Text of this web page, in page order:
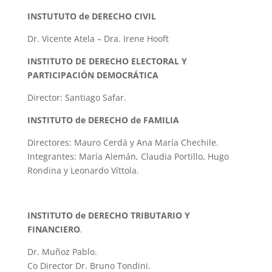
INSTUTUTO de DERECHO CIVIL
Dr. Vicente Atela – Dra. Irene Hooft
INSTITUTO DE DERECHO ELECTORAL Y
PARTICIPACIÓN DEMOCRÁTICA
Director: Santiago Safar.
INSTITUTO de DERECHO de FAMILIA
Directores: Mauro Cerdá y Ana María Chechile.
Integrantes: María Alemán, Claudia Portillo, Hugo
Rondina y Leonardo Víttola.
INSTITUTO de DERECHO TRIBUTARIO Y
FINANCIERO.
Dr. Muñoz Pablo.
Co Director Dr. Bruno Tondini.